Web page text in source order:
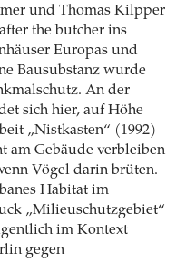
und Thomas Kilpper
the butcher ins
Europas und
Bausubstanz wurde
An der
sich hier, auf Höhe
„Nistkasten“ (1992)
am Gebäude verbleiben
Vögel darin brüten.
Habitat im
„Milieuschutzgebiet“
im Kontext
gegen